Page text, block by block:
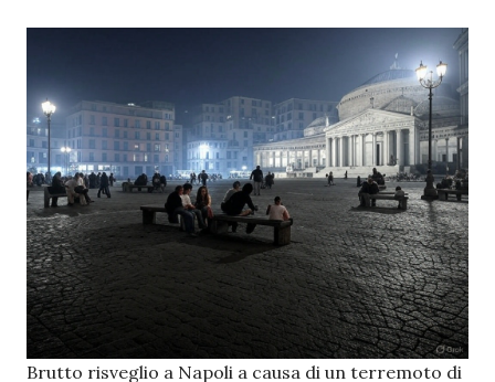
Brutto risveglio a Napoli a causa di un terremoto di